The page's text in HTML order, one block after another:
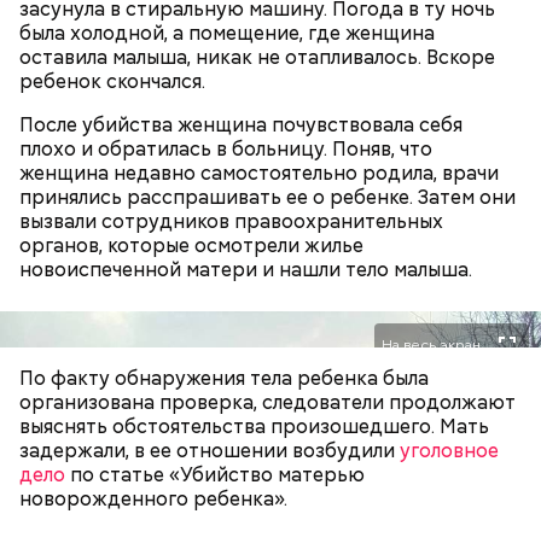
засунула в стиральную машину. Погода в ту ночь
была холодной, а помещение, где женщина
оставила малыша, никак не отапливалось. Вскоре
ребенок скончался.
После убийства женщина почувствовала себя
плохо и обратилась в больницу. Поняв, что
женщина недавно самостоятельно родила, врачи
принялись расспрашивать ее о ребенке. Затем они
вызвали сотрудников правоохранительных
органов, которые осмотрели жилье
новоиспеченной матери и нашли тело малыша.
На весь экран
По факту обнаружения тела ребенка была
организована проверка, следователи продолжают
выяснять обстоятельства произошедшего. Мать
задержали, в ее отношении возбудилиуголовное
дело по статье «Убийство матерью
новорожденного ребенка».
В апреле 2024-го умерла 69-летняя бабушка
Миссюры. Внук отравил ее со второй попытки.
Сначала он подмешал химикаты в морс, но
пенсионерка отказалась его пить из-за
приторного вкуса. Тогда молодой человек заставил
женщину выпить противовирусную суспензию,
Также Миссюра пытался отравить брата девушки,
своего дядю и еще одного родственника. Он
регулярно добавлял жертвам химикаты в специи,
напитки и даже святую воду из храма.
Что известно о Мутаеве